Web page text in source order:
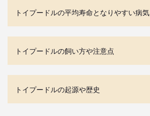
トイプードルの平均寿命となりやすい病気
トイプードルの飼い方や注意点
トイプードルの起源や歴史